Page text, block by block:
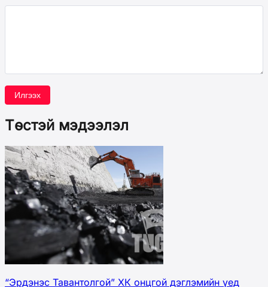
Илгээх
Төстэй мэдээлэл
“Эрдэнэс Тавантолгой” ХК онцгой дэглэмийн үед